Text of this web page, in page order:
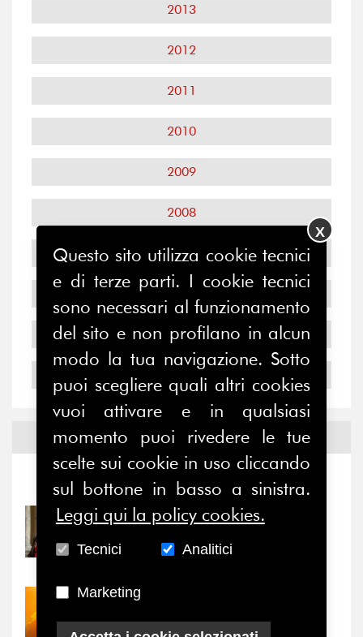
2013
2012
2011
2010
2009
2008
2007
2005
Notizie edEventi
Notizie-
31/07/2026
Prima della pausa estiva,
il valore di...
30/07/2026
Nove anni dopo la
Questo sito utilizza cookie tecnici
e di terze parti. I cookie tecnici
sono necessari al funzionamento
del sito e non profilano in alcun
modo la tua navigazione. Sotto
puoi scegliere quali altri cookies
vuoi attivare e in qualsiasi
momento puoi rivedere le tue
scelte sui cookie in uso cliccando
sul bottone in basso a sinistra.
Leggi qui la policy cookies.
Tecnici Analitici
Marketing
X